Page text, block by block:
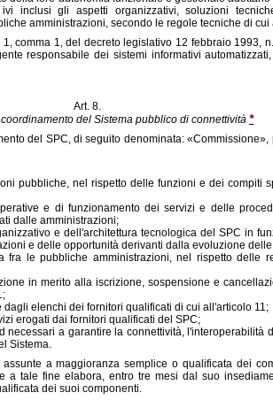
inclusi gli aspetti organizzativi, soluzioni
amministrazioni, secondo le regole tecniche di cui
comma 1, del decreto legislativo 12 febbraio 1993,
responsabile dei sistemi informativi
Art. 8.
del Sistema pubblico di connettività *
del SPC, di seguito denominata:
pubbliche, nel rispetto delle funzioni e dei compiti
e di funzionamento dei servizi e delle
dalle amministrazioni;
e dell'architettura tecnologica del SPC in
e delle opportunità derivanti dalla evoluzione
fra le pubbliche amministrazioni, nel rispetto delle
in merito alla iscrizione, sospensione e
elenchi dei fornitori qualificati di cui all'articolo 11;
erogati dai fornitori qualificati del SPC;
a garantire la connettività, l'interoperabilità
Sistema.
a maggioranza semplice o qualificata dei
a tale fine elabora, entro tre mesi dal suo
dei suoi componenti.